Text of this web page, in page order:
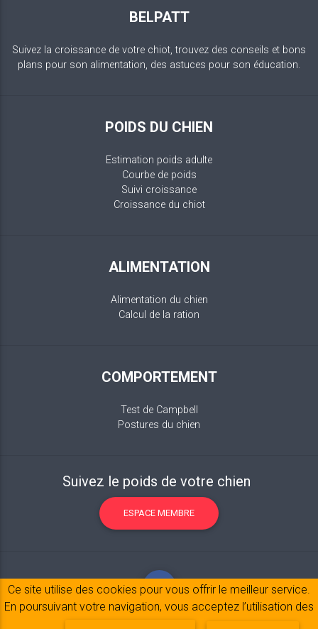
BELPATT
Suivez la croissance de votre chiot, trouvez des conseils et bons
plans pour son alimentation, des astuces pour son éducation.
POIDS DU CHIEN
Estimation poids adulte
Courbe de poids
Suivi croissance
Croissance du chiot
ALIMENTATION
Alimentation du chien
Calcul de la ration
COMPORTEMENT
Test de Campbell
Postures du chien
Suivez le poids de votre chien
ESPACE MEMBRE
Ce site utilise des cookies pour vous offrir le meilleur service.
En poursuivant votre navigation, vous acceptez l’utilisation des